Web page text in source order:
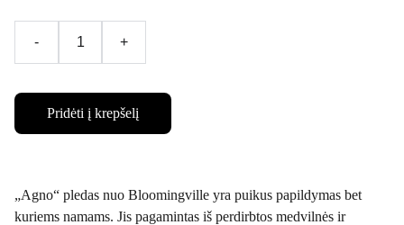
- +
Pridėti į krepšelį
„Agno“ pledas nuo Bloomingville yra puikus papildymas bet
kuriems namams. Jis pagamintas iš perdirbtos medvilnės ir